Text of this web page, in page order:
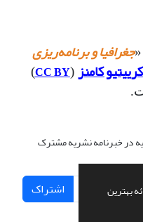
بهترین
جغرافیا و برنامه‌ریزی
کرییتیو کامنز (
CC BY
)
در خبرنامه نشریه مشترک
اشتراک